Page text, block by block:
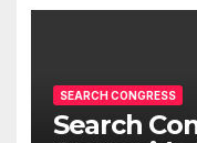
SEARCH CONGRESS
Search